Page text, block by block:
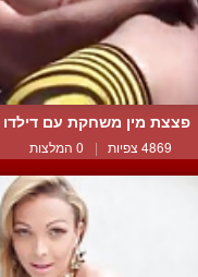
פצצת מין משחקת עם דילדו
4869 צפיות | 0 המלצות